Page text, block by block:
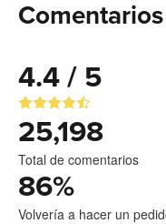
4.4 / 5
25,198
Total de comentarios
86%
Volvería a hacer un